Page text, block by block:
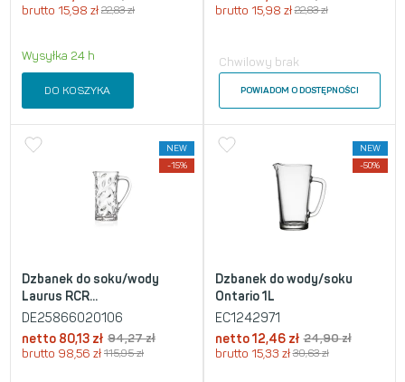
brutto 15,98 zł 22,83zł
Wysyłka 24 h
DO KOSZYKA
brutto 15,98 zł 22,83zł
Chwilowy brak
POWIADOM O DOSTĘPNOŚCI
NEW
-15%
Dzbanek do soku/wody
Laurus RCR...
DE25866020106
netto 80,13 zł 94,27zł
brutto 98,56 zł 115,95zł
NEW
-50%
Dzbanek do wody/soku
Ontario 1L
EC1242971
netto 12,46 zł 24,90zł
brutto 15,33 zł 30,63zł